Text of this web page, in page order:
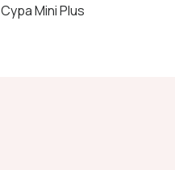
Сура Mini Plus